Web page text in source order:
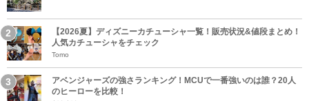
【2026夏】ディズニーカチューシャ一覧！販売状況&値段まとめ！
人気カチューシャをチェック
Tomo
アベンジャーズの強さランキング！MCUで一番強いのは誰？20人
のヒーローを比較！